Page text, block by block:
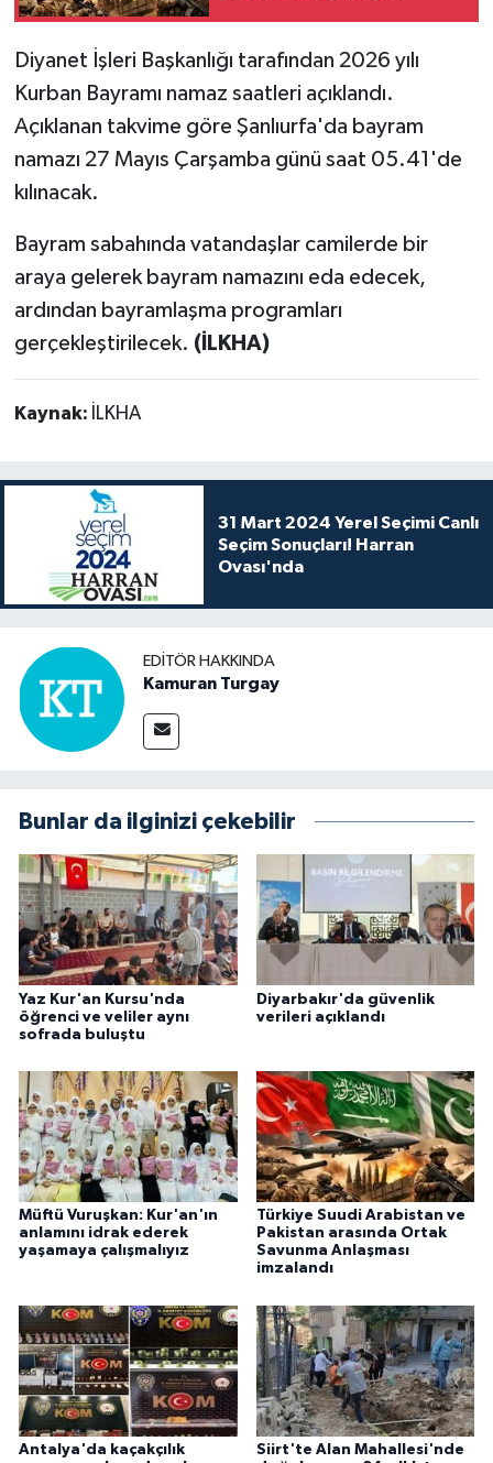
Diyanet İşleri Başkanlığı tarafından 2026 yılı
Kurban Bayramı namaz saatleri açıklandı.
Açıklanan takvime göre Şanlıurfa'da bayram
namazı 27 Mayıs Çarşamba günü saat 05.41'de
kılınacak.
Bayram sabahında vatandaşlar camilerde bir
araya gelerek bayram namazını eda edecek,
ardından bayramlaşma programları
gerçekleştirilecek. (İLKHA)
Kaynak: İLKHA
31 Mart 2024 Yerel Seçimi Canlı
Seçim Sonuçları! Harran
Ovası'nda
EDITÖR HAKKINDA
Kamuran Turgay
Bunlar da ilginizi çekebilir
Yaz Kur'an Kursu'nda
öğrenci ve veliler aynı
sofrada buluştu
Diyarbakır'da güvenlik
verileri açıklandı
Müftü Vuruşkan: Kur'an'ın
anlamını idrak ederek
yaşamaya çalışmalıyız
Türkiye Suudi Arabistan ve
Pakistan arasında Ortak
Savunma Anlaşması
imzalandı
Antalya'da kaçakçılık
Siirt'te Alan Mahallesi'nde